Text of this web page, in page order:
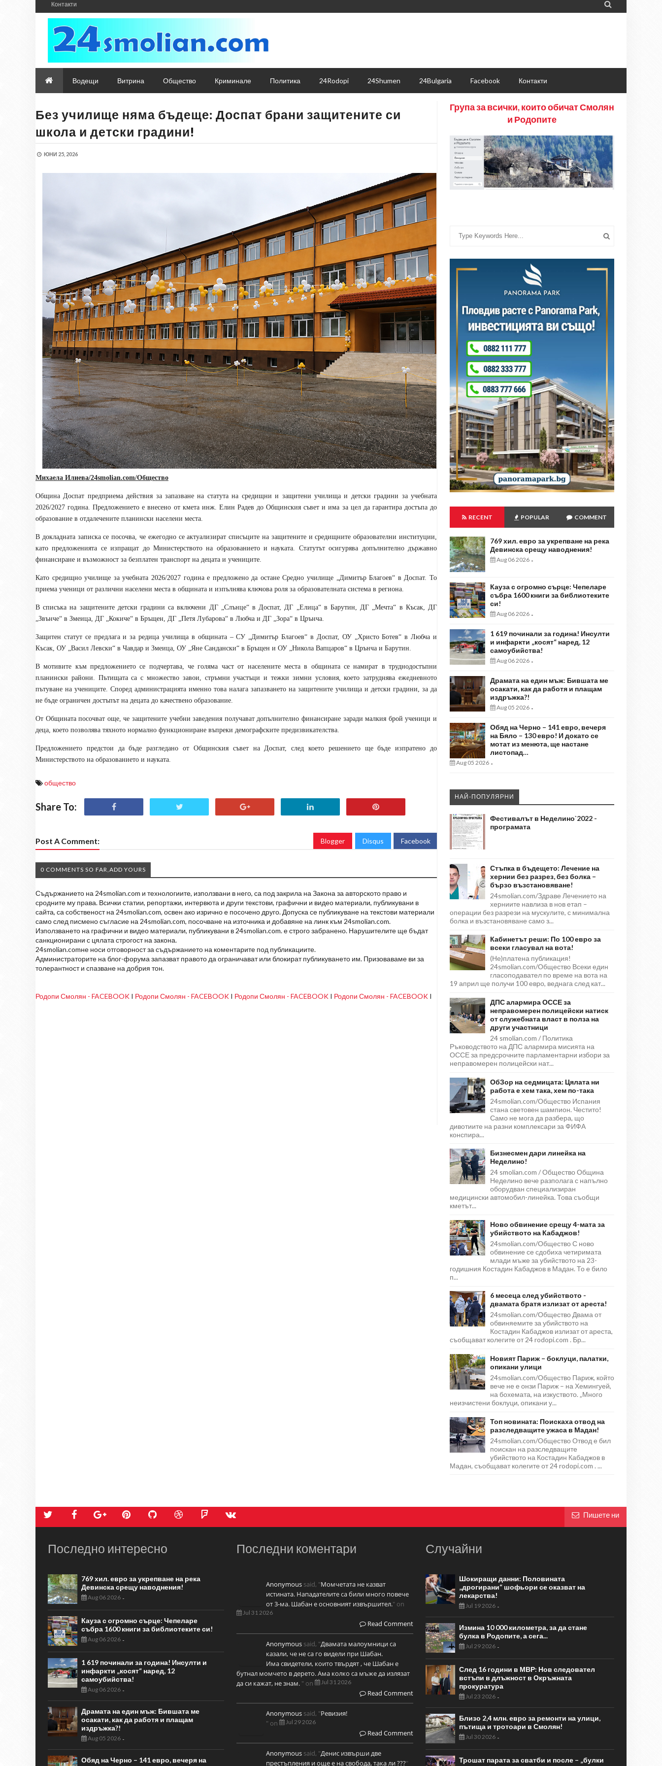
Контакти 
Водещи Витрина Общество Криминале Политика 24Rodopi 24Shumen 24Bulgaria Facebook Контакти
Без училище няма бъдеще: Доспат брани защитените си
школа и детски градини!
ЮНИ 25, 2026
Михаела Илиева/24smolian.com/Общество
Община Доспат предприема действия за запазване на статута на средищни и защитени училища и детски градини за учебната
2026/2027 година. Предложението е внесено от кмета инж. Елин Радев до Общинския съвет и има за цел да гарантира достъпа до
образование в отдалечените планински населени места.
В докладната записка се посочва, че ежегодно се актуализират списъците на защитените и средищните образователни институции,
като предложенията се изпращат до Министерството на образованието и науката. Статутът осигурява допълнително държавно
финансиране и възможност за безплатен транспорт на децата и учениците.
Като средищно училище за учебната 2026/2027 година е предложено да остане Средно училище „Димитър Благоев“ в Доспат. То
приема ученици от различни населени места в общината и изпълнява ключова роля за образователната система в региона.
В списъка на защитените детски градини са включени ДГ „Слънце“ в Доспат, ДГ „Елица“ в Барутин, ДГ „Мечта“ в Късак, ДГ
„Звънче“ в Змеица, ДГ „Кокиче“ в Бръщен, ДГ „Петя Лубарова“ в Любча и ДГ „Зора“ в Црънча.
Защитен статут се предлага и за редица училища в общината – СУ „Димитър Благоев“ в Доспат, ОУ „Христо Ботев“ в Любча и
Късак, ОУ „Васил Левски“ в Чавдар и Змеица, ОУ „Яне Сандански“ в Бръщен и ОУ „Никола Вапцаров“ в Црънча и Барутин.
В мотивите към предложението се подчертава, че голяма част от населените места в общината се намират в труднодостъпни
планински райони. Пътищата са с множество завои, стръмни участъци и тежки зимни условия, което затруднява ежедневното
пътуване на учениците. Според администрацията именно това налага запазването на защитените училища и детски градини, за да
не бъде ограничен достъпът на децата до качествено образование.
От Общината посочват още, че защитените учебни заведения получават допълнително финансиране заради малкия брой ученици и
деца, което позволява тяхното нормално функциониране въпреки демографските предизвикателства.
Предложението предстои да бъде разгледано от Общинския съвет на Доспат, след което решението ще бъде изпратено до
Министерството на образованието и науката.
общество
Share To:
Post A Comment: Blogger Disqus Facebook
0 COMMENTS SO FAR,ADD YOURS
Съдържанието на 24smolian.com и технологиите, използвани в него, са под закрила на Закона за авторското право и
сродните му права. Всички статии, репортажи, интервюта и други текстови, графични и видео материали, публикувани в
сайта, са собственост на 24smolian.com, освен ако изрично е посочено друго. Допуска се публикуване на текстови материали
само след писмено съгласие на 24smolian.com, посочване на източника и добавяне на линк към 24smolian.com.
Използването на графични и видео материали, публикувани в 24smolian.com. е строго забранено. Нарушителите ще бъдат
санкционирани с цялата строгост на закона.
24smolian.comне носи отговорност за съдържанието на коментарите под публикациите.
Администраторите на блог-форума запазват правото да ограничават или блокират публикуването им. Призоваваме ви за
толерантност и спазване на добрия тон.
Родопи Смолян - FACEBOOK I Родопи Смолян - FACEBOOK I Родопи Смолян - FACEBOOK I Родопи Смолян - FACEBOOK I
Група за всички, които обичат Смолян
и Родопите
RECENT POPULAR COMMENT
769 хил. евро за укрепване на река
Девинска срещу наводнения!
Aug 06 2026 -
Кауза с огромно сърце: Чепеларе
събра 1600 книги за библиотеките
си!
Aug 06 2026 -
1 619 починали за година! Инсулти
и инфаркти „косят“ наред, 12
самоубийства!
Aug 06 2026 -
Драмата на един мъж: Бившата ме
осакати, как да работя и плащам
издръжка?!
Aug 05 2026 -
Обяд на Черно – 141 евро, вечеря
на Бяло – 130 евро! И докато се
мотат из менюта, ще настане
листопад…
Aug 05 2026 -
НАЙ-ПОПУЛЯРНИ
Фестивалът в Неделино`2022 -
програмата
Стъпка в бъдещето: Лечение на
хернии без разрез, без болка –
бързо възстановяване!
24smolian.com/Здраве Лечението на
херниите навлиза в нов етап –
операции без разрези на мускулите, с минимална
болка и възстановяване само з...
Кабинетът реши: По 100 евро за
всеки гласувал на вота!
(Не)платена публикация!
24smolian.com/Общество Всеки един
гласоподавател по време на вота на
19 април ще получи 100 евро, веднага след кат...
ДПС алармира ОССЕ за
неправомерен полицейски натиск
от служебната власт в полза на
други участници
24 smolian.com / Политика
Ръководството на ДПС алармира мисията на
ОССЕ за предсрочните парламентарни избори за
неправомерен полицейски нат...
ОбЗор на седмицата: Цялата ни
работа е хем така, хем по-така
24smolian.com/Общество Испания
стана световен шампион. Честито!
Само не мога да разбера, що
дивотиите на разни комплексари за ФИФА
конспира...
Бизнесмен дари линейка на
Неделино!
24 smolian.com / Общество Община
Неделино вече разполага с напълно
оборудван специализиран
медицински автомобил-линейка. Това съобщи
кметът...
Ново обвинение срещу 4-мата за
убийството на Кабаджов!
24smolian.com/Общество С ново
обвинение се сдобиха четиримата
млади мъже за убийството на 23-
годишния Костадин Кабаджов в Мадан. То е било
п...
6 месеца след убийството -
двамата братя излизат от ареста!
24smolian.com/Общество Двама от
обвиняемите за убийството на
Костадин Кабаджов излизат от ареста,
съобщават колегите от 24 rodopi.com . Бр...
Новият Париж – боклуци, палатки,
опикани улици
24smolian.com/Общество Париж, който
вече не е онзи Париж – на Хемингуей,
на бохемата, на изкуството. „Много
неизчистени боклуци, опикани у...
Топ новината: Поискаха отвод на
разследващите ужаса в Мадан!
24smolian.com/Общество Отвод е бил
поискан на разследващите
убийството на Костадин Кабаджов в
Мадан, съобщават колегите от 24 rodopi.com . ...
Пишете ни
Последно интересно
769 хил. евро за укрепване на река
Девинска срещу наводнения!
Aug 06 2026 -
Кауза с огромно сърце: Чепеларе
събра 1600 книги за библиотеките си!
Aug 06 2026 -
1 619 починали за година! Инсулти и
инфаркти „косят“ наред, 12
самоубийства!
Aug 06 2026 -
Драмата на един мъж: Бившата ме
осакати, как да работя и плащам
издръжка?!
Aug 05 2026 -
Обяд на Черно – 141 евро, вечеря на
Последни коментари
Anonymous said, "Момчетата не казват
истината. Нападателите са били много повече
от 3-ма. Шабан е основният извършител." on
Jul 31 2026
Read Comment
Anonymous said, "Двамата малоумници са
казали, че не са го видели при Шабан.
Има свидетели, които твърдят , че Шабан е
бутнал момчето в дерето. Ама колко са мъже да излязат
да си кажат, не знам. " on Jul 31 2026
Read Comment
Anonymous said, "Ревизия!
" on
Jul 29 2026
Read Comment
Anonymous said, "Денис извърши две
престъпления и още е на свобода, така ли ???"
Случайни
Шокиращи данни: Половината
„дрогирани“ шофьори се оказват на
лекарства!
Jul 19 2026-
Измина 10 000 километра, за да стане
булка в Родопите, а сега...
Jul 29 2026-
След 16 години в МВР: Нов следовател
встъпи в длъжност в Окръжната
прокуратура
Jul 23 2026-
Близо 2,4 млн. евро за ремонти на улици,
пътища и тротоари в Смолян!
Jul 30 2026-
Трошат парата за сватби и после – „булки